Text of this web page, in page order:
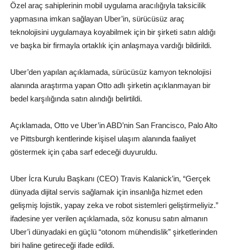
Özel araç sahiplerinin mobil uygulama aracılığıyla taksicilik
yapmasına imkan sağlayan Uber’in, sürücüsüz araç
teknolojisini uygulamaya koyabilmek için bir şirketi satın aldığı
ve başka bir firmayla ortaklık için anlaşmaya vardığı bildirildi.
Uber’den yapılan açıklamada, sürücüsüz kamyon teknolojisi
alanında araştırma yapan Otto adlı şirketin açıklanmayan bir
bedel karşılığında satın alındığı belirtildi.
Açıklamada, Otto ve Uber’in ABD’nin San Francisco, Palo Alto
ve Pittsburgh kentlerinde kişisel ulaşım alanında faaliyet
göstermek için çaba sarf edeceği duyuruldu.
Uber İcra Kurulu Başkanı (CEO) Travis Kalanick’in, “Gerçek
dünyada dijital servis sağlamak için insanlığa hizmet eden
gelişmiş lojistik, yapay zeka ve robot sistemleri geliştirmeliyiz.”
ifadesine yer verilen açıklamada, söz konusu satın almanın
Uber’i dünyadaki en güçlü “otonom mühendislik” şirketlerinden
biri haline getireceği ifade edildi.